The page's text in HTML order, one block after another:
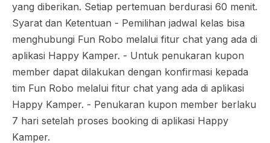
yang diberikan. Setiap pertemuan berdurasi 60 menit.
Syarat dan Ketentuan - Pemilihan jadwal kelas bisa
menghubungi Fun Robo melalui fitur chat yang ada di
aplikasi Happy Kamper. - Untuk penukaran kupon
member dapat dilakukan dengan konfirmasi kepada
tim Fun Robo melalui fitur chat yang ada di aplikasi
Happy Kamper. - Penukaran kupon member berlaku
7 hari setelah proses booking di aplikasi Happy
Kamper.